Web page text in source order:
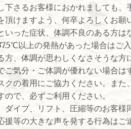
さるお客様におかれましても、
頂けますよう、何卒よろしくお願
った症状、体調不良のある方は
以上の発熱があった場合はご入
方、体調が思わしくなさそうな方
ご気分・ご体調が優れない場合は
の着用にご協力ください。また
ので、必ずご利用ください。
イブ、リフト、圧縮等のお客様
等の大きな声を発する行為はご